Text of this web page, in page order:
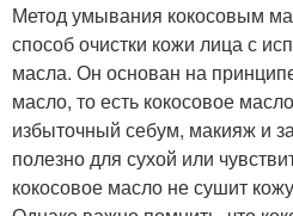
Метод умывания кокосовым
способ очистки кожи лица с
масла. Он основан на
масло, то есть кокосовое
избыточный себум, макияж и
полезно для сухой или
кокосовое масло не сушит